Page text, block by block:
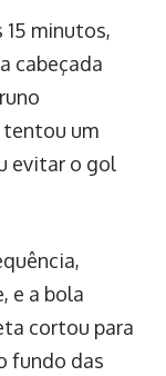
minutos,
cabeçada
tentou um
evitar o gol
e a bola
cortou para
fundo das